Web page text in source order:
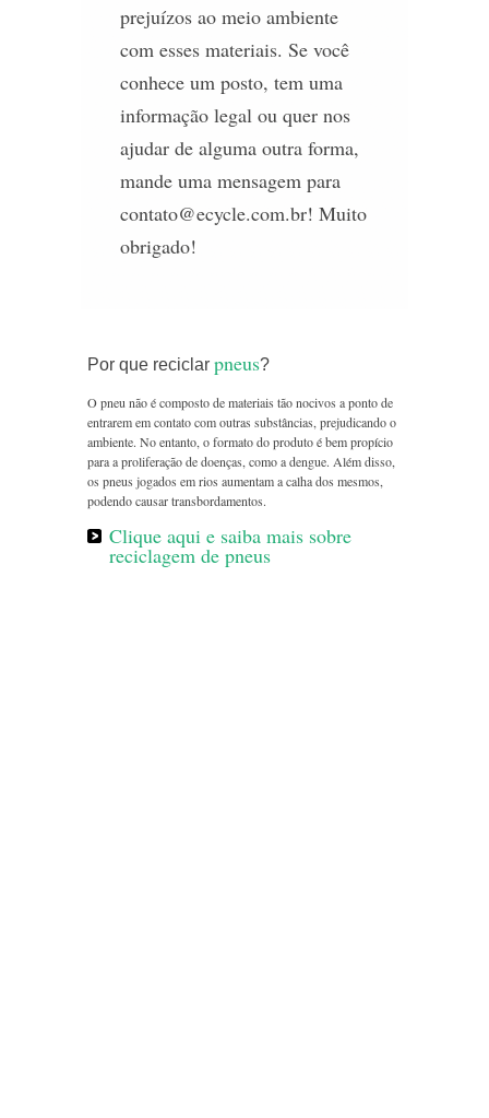
prejuízos ao meio ambiente
com esses materiais. Se você
conhece um posto, tem uma
informação legal ou quer nos
ajudar de alguma outra forma,
mande uma mensagem para
contato@ecycle.com.br! Muito
obrigado!
Por que reciclar pneus?
O pneu não é composto de materiais tão nocivos a ponto de
entrarem em contato com outras substâncias, prejudicando o
ambiente. No entanto, o formato do produto é bem propício
para a proliferação de doenças, como a dengue. Além disso,
os pneus jogados em rios aumentam a calha dos mesmos,
podendo causar transbordamentos.
Clique aqui e saiba mais sobre
reciclagem de pneus